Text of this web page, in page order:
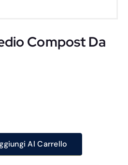
Compost Da
Da 500Pz quantità
Al Carrello